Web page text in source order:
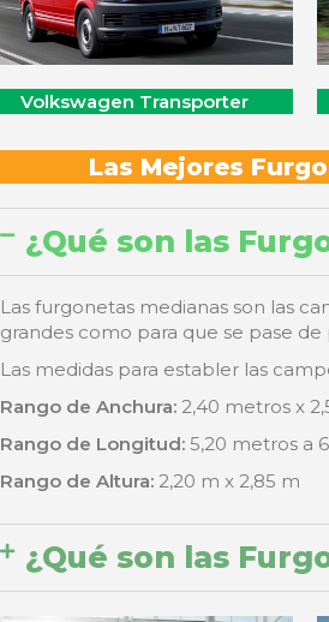
Volkswagen Transporter
Las Mejores
¿Qué son las
Las furgonetas medianas son las
grandes como para que se pase
Las medidas para establer las
Rango de Anchura: 2,40 metros x
Rango de Longitud: 5,20 metros a
Rango de Altura: 2,20 m x 2,85 m
¿Qué son las